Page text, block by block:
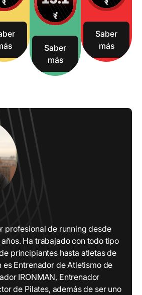
Saber
más
Saber
más
profesional de running desde
Ha trabajado con todo tipo
principiantes hasta atletas de
es Entrenador de Atletismo de
IRONMAN, Entrenador
de Pilates, además de ser uno